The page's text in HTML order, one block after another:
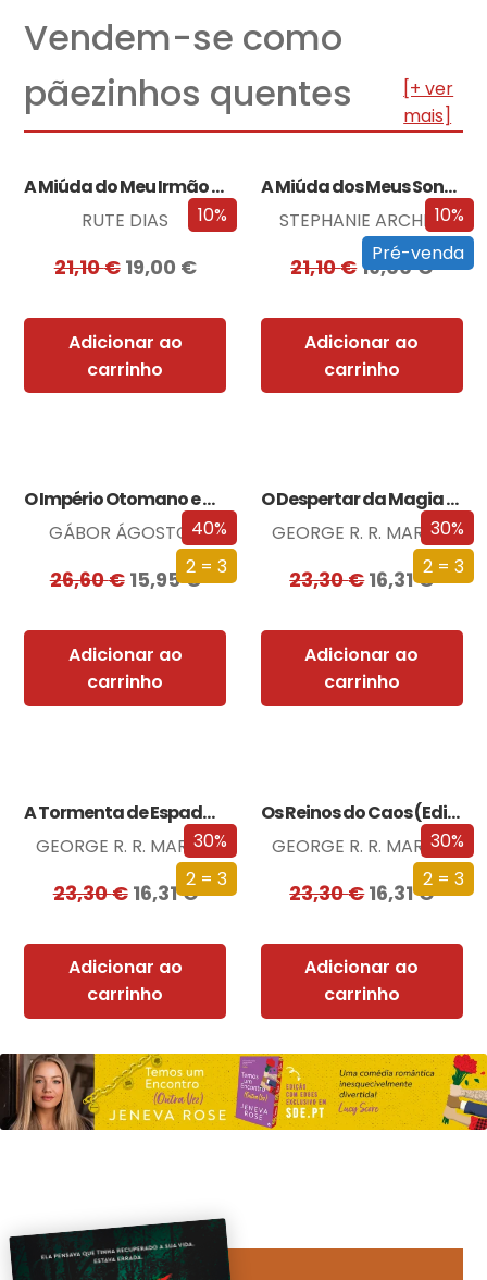
Vendem-se como
pãezinhos quentes
[+ ver
mais]
10%
A Miúda do Meu Irmão – Edição…
RUTE DIAS
21,10€ 19,00 €
Adicionar ao
carrinho
10%
Pré-venda
A Miúda dos Meus Sonhos – Edição…
STEPHANIE ARCHER
21,10€19,00€
Adicionar ao
carrinho
40%
2 = 3
O Império Otomano e a Conquista da…
GÁBOR ÁGOSTON
26,60€ 15,95€
Adicionar ao
carrinho
30%
2 = 3
O Despertar da Magia (Edição especial limitada)
GEORGE R. R. MARTIN
23,30€16,31€
Adicionar ao
carrinho
30%
2 = 3
A Tormenta de Espadas (Edição especial limitada)
GEORGE R. R. MARTIN
23,30€ 16,31€
Adicionar ao
carrinho
30%
2 = 3
Os Reinos do Caos (Edição especial limitada)
GEORGE R. R. MARTIN
23,30€16,31€
Adicionar ao
carrinho